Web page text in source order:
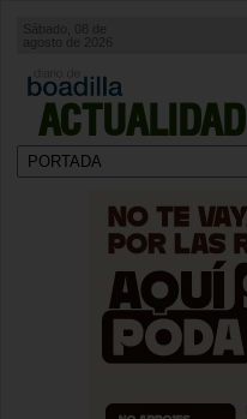
ACTUALIDAD
Sábado, 08 de
agosto de 2026